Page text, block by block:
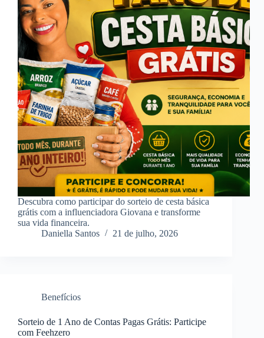
Descubra como participar do sorteio de cesta básica
grátis com a influenciadora Giovana e transforme
sua vida financeira.
Daniella Santos
21 de julho, 2026
Benefícios
Sorteio de 1 Ano de Contas Pagas Grátis: Participe
com Feehzero